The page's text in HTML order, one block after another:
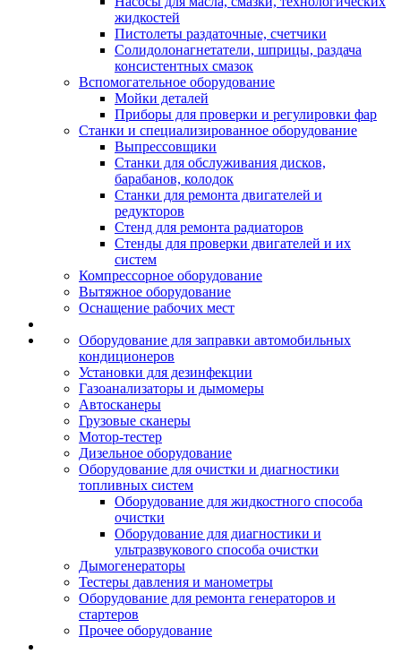
жидкостей
Пистолеты раздаточные, счетчики
Солидолонагнетатели, шприцы, раздача
консистентных смазок
Вспомогательное оборудование
Мойки деталей
Приборы для проверки и регулировки фар
Станки и специализированное оборудование
Выпрессовщики
Станки для обслуживания дисков,
барабанов, колодок
Станки для ремонта двигателей и
редукторов
Стенд для ремонта радиаторов
Стенды для проверки двигателей и их
систем
Компрессорное оборудование
Вытяжное оборудование
Оснащение рабочих мест
Оборудование для заправки автомобильных
кондиционеров
Установки для дезинфекции
Газоанализаторы и дымомеры
Автосканеры
Грузовые сканеры
Мотор-тестер
Дизельное оборудование
Оборудование для очистки и диагностики
топливных систем
Оборудование для жидкостного способа
очистки
Оборудование для диагностики и
ультразвукового способа очистки
Дымогенераторы
Тестеры давления и манометры
Оборудование для ремонта генераторов и
стартеров
Прочее оборудование